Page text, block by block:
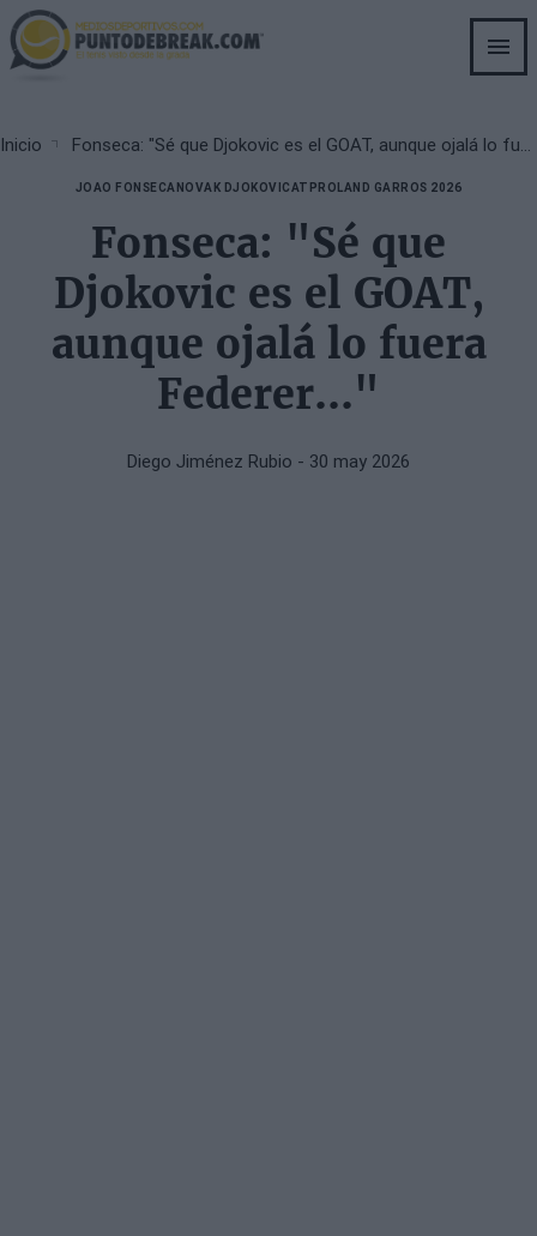
Skip
to
main
Breadcrumb
Inicio
JOAO FONSECANOVAK DJOKOVICATPROLAND GARROS 2026
Fonseca: "Sé que
Djokovic es el GOAT,
aunque ojalá lo fuera
Federer..."
Diego Jiménez Rubio - 30 may 2026